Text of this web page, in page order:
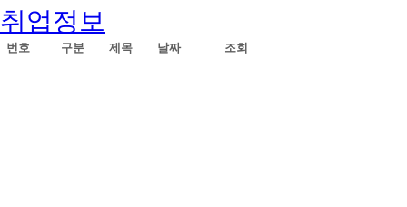
취업정보
번호 구분 제목 날짜 조회